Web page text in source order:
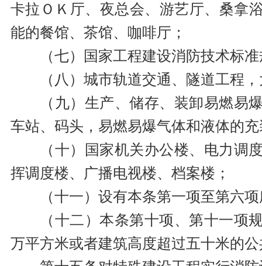
卡拉ＯＫ厅、夜总会、游艺厅、桑拿
能的餐馆、茶馆、咖啡厅；
（七）国家工程建设消防技术标
（八）城市轨道交通、隧道工程
（九）生产、储存、装卸易燃易
车站、码头，易燃易爆气体和液体的
（十）国家机关办公楼、电力调
挥调度楼、广播电视楼、档案楼；
（十一）设有本条第一项至第六
（十二）本条第十项、第十一项
万平方米或者建筑高度超过五十米的